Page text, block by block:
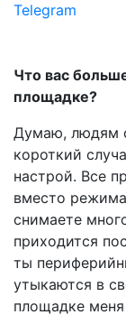
Telegram
Что вас
площадке?
Думаю, людям
короткий
настрой. Все
вместо
снимаете
приходится
ты
утыкаются в
площадке